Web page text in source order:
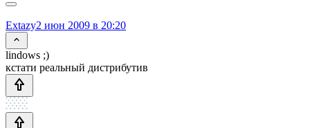
Extazy2 июн 2009 в 20:20
lindows ;)
кстати реальный дистрибутив